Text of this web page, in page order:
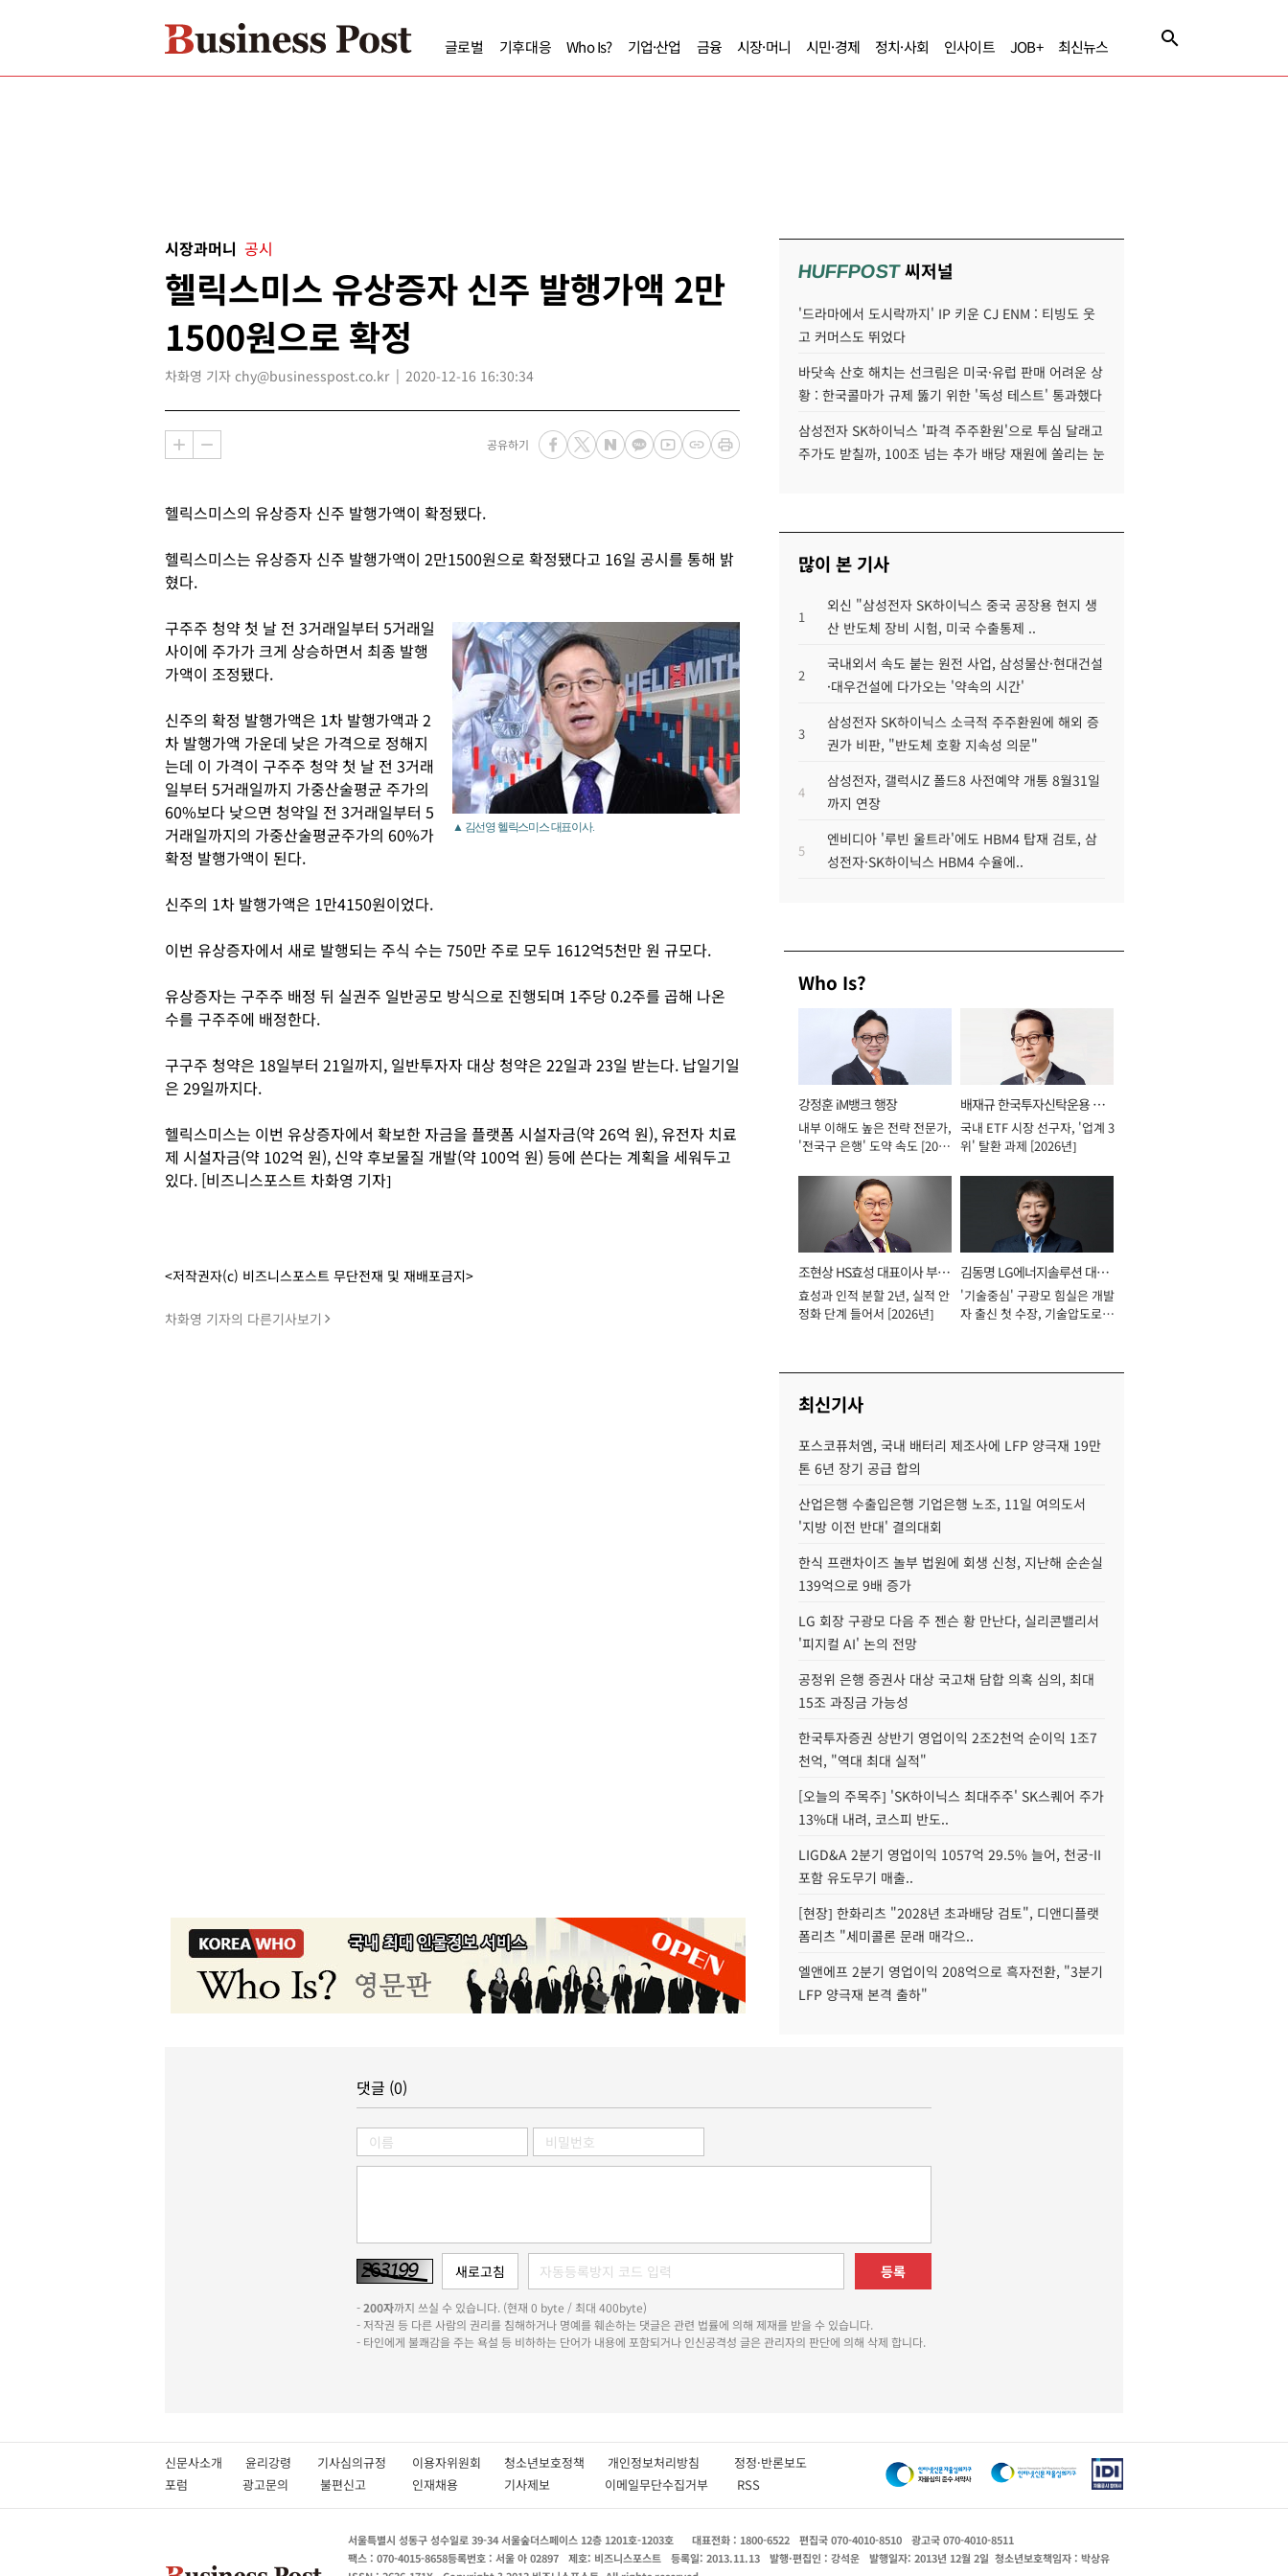
글로벌 기후대응 Who Is? 기업·산업 금융 시장·머니 시민·경제 정치·사회 인사이트 JOB+ 최신뉴스
시장과머니 공시
헬릭스미스 유상증자 신주 발행가액 2만
1500원으로 확정
차화영 기자 chy@businesspost.co.kr 2020-12-16 16:30:34
공유하기
헬릭스미스의 유상증자 신주 발행가액이 확정됐다.
헬릭스미스는 유상증자 신주 발행가액이 2만1500원으로 확정됐다고 16일 공시를 통해 밝
혔다.
▲ 김선영 헬릭스미스 대표이사.
구주주 청약 첫 날 전 3거래일부터 5거래일
사이에 주가가 크게 상승하면서 최종 발행
가액이 조정됐다.
신주의 확정 발행가액은 1차 발행가액과 2
차 발행가액 가운데 낮은 가격으로 정해지
는데 이 가격이 구주주 청약 첫 날 전 3거래
일부터 5거래일까지 가중산술평균 주가의
60%보다 낮으면 청약일 전 3거래일부터 5
거래일까지의 가중산술평균주가의 60%가
확정 발행가액이 된다.
신주의 1차 발행가액은 1만4150원이었다.
이번 유상증자에서 새로 발행되는 주식 수는 750만 주로 모두 1612억5천만 원 규모다.
유상증자는 구주주 배정 뒤 실권주 일반공모 방식으로 진행되며 1주당 0.2주를 곱해 나온
수를 구주주에 배정한다.
구구주 청약은 18일부터 21일까지, 일반투자자 대상 청약은 22일과 23일 받는다. 납일기일
은 29일까지다.
헬릭스미스는 이번 유상증자에서 확보한 자금을 플랫폼 시설자금(약 26억 원), 유전자 치료
제 시설자금(약 102억 원), 신약 후보물질 개발(약 100억 원) 등에 쓴다는 계획을 세워두고
있다. [비즈니스포스트 차화영 기자]
<저작권자(c) 비즈니스포스트 무단전재 및 재배포금지>
차화영 기자의 다른기사보기
HUFFPOST씨저널
'드라마에서 도시락까지' IP 키운 CJ ENM : 티빙도 웃
고 커머스도 뛰었다
바닷속 산호 해치는 선크림은 미국·유럽 판매 어려운 상
황 : 한국콜마가 규제 뚫기 위한 '독성 테스트' 통과했다
삼성전자 SK하이닉스 '파격 주주환원'으로 투심 달래고
주가도 받칠까, 100조 넘는 추가 배당 재원에 쏠리는 눈
많이 본 기사
1
외신 "삼성전자 SK하이닉스 중국 공장용 현지 생
산 반도체 장비 시험, 미국 수출통제 ..
2
국내외서 속도 붙는 원전 사업, 삼성물산·현대건설
·대우건설에 다가오는 '약속의 시간'
3
삼성전자 SK하이닉스 소극적 주주환원에 해외 증
권가 비판, "반도체 호황 지속성 의문"
4
삼성전자, 갤럭시Z 폴드8 사전예약 개통 8월31일
까지 연장
5
엔비디아 '루빈 울트라'에도 HBM4 탑재 검토, 삼
성전자·SK하이닉스 HBM4 수율에..
Who Is?
강정훈 iM뱅크 행장
내부 이해도 높은 전략 전문가,
'전국구 은행' 도약 속도 [2026
배재규 한국투자신탁운용 대
표이사 사장
국내 ETF 시장 선구자, '업계 3
위' 탈환 과제 [2026년]
조현상 HS효성 대표이사 부회
장
효성과 인적 분할 2년, 실적 안
정화 단계 들어서 [2026년]
김동명 LG에너지솔루션 대표
이사 사장
'기술중심' 구광모 힘실은 개발
자 출신 첫 수장, 기술압도로
최신기사
포스코퓨처엠, 국내 배터리 제조사에 LFP 양극재 19만
톤 6년 장기 공급 합의
산업은행 수출입은행 기업은행 노조, 11일 여의도서
'지방 이전 반대' 결의대회
한식 프랜차이즈 놀부 법원에 회생 신청, 지난해 순손실
139억으로 9배 증가
LG 회장 구광모 다음 주 젠슨 황 만난다, 실리콘밸리서
'피지컬 AI' 논의 전망
공정위 은행 증권사 대상 국고채 담합 의혹 심의, 최대
15조 과징금 가능성
한국투자증권 상반기 영업이익 2조2천억 순이익 1조7
천억, "역대 최대 실적"
[오늘의 주목주] 'SK하이닉스 최대주주' SK스퀘어 주가
13%대 내려, 코스피 반도..
LIGD&A 2분기 영업이익 1057억 29.5% 늘어, 천궁-II
포함 유도무기 매출..
[현장] 한화리츠 "2028년 초과배당 검토", 디앤디플랫
폼리츠 "세미콜론 문래 매각으..
엘앤에프 2분기 영업이익 208억으로 흑자전환, "3분기
LFP 양극재 본격 출하"
댓글 (0)
등록
-200자까지 쓰실 수 있습니다. (현재 0 byte / 최대 400byte)
- 저작권 등 다른 사람의 권리를 침해하거나 명예를 훼손하는 댓글은 관련 법률에 의해 제재를 받을 수 있습니다.
- 타인에게 불쾌감을 주는 욕설 등 비하하는 단어가 내용에 포함되거나 인신공격성 글은 관리자의 판단에 의해 삭제 합니다.
신문사소개 윤리강령 기사심의규정 이용자위원회 청소년보호정책 개인정보처리방침 정정·반론보도
포럼
광고문의 불편신고 인재채용 기사제보 이메일무단수집거부 RSS
서울특별시 성동구 성수일로 39-34 서울숲더스페이스 12층 1201호-1203호 대표전화 : 1800-6522 편집국 070-4010-8510
광고국 070-4010-8511
팩스 : 070-4015-8658등록번호 : 서울 아 02897 제호: 비즈니스포스트 등록일: 2013.11.13 발행·편집인 : 강석운 발행일자: 2013년 12월 2일 청소년보호책임자 : 박상유